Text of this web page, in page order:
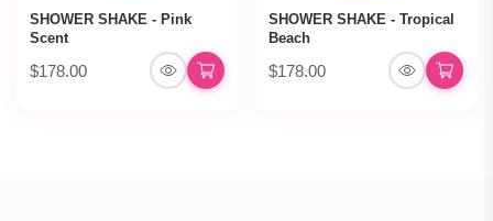
SHOWER SHAKE - Pink
Scent
$178.00
SHOWER SHAKE - Tropical
Beach
$178.00